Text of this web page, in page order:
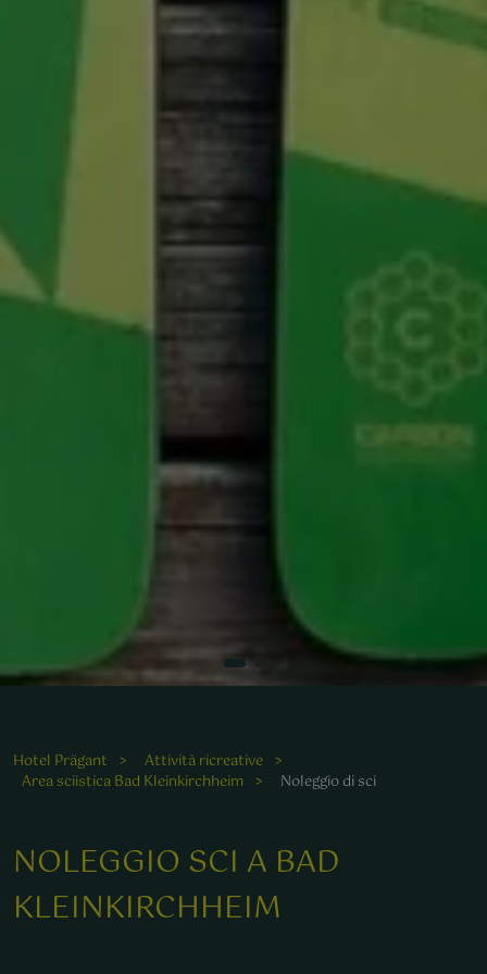
Hotel Prägant
Attività ricreative
Area sciistica Bad Kleinkirchheim
Noleggio di sci
NOLEGGIO SCI A BAD
KLEINKIRCHHEIM